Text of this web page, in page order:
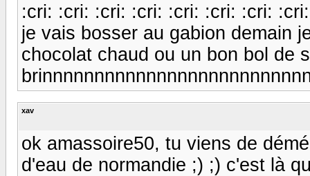
:cri: :cri: :cri: :cri: :cri: :cri: :cri:
je vais bosser au gabion demain
chocolat chaud ou un bon bol de
xav
ok amassoire50, tu viens de
d'eau de normandie ;) ;) c'est là